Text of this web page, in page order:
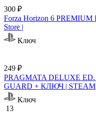
300 ₽
Forza Horizon 6
Store |
Ключ
249 ₽
PRAGMATA DELUXE
GUARD + КЛЮЧ | STEAM
Ключ
13